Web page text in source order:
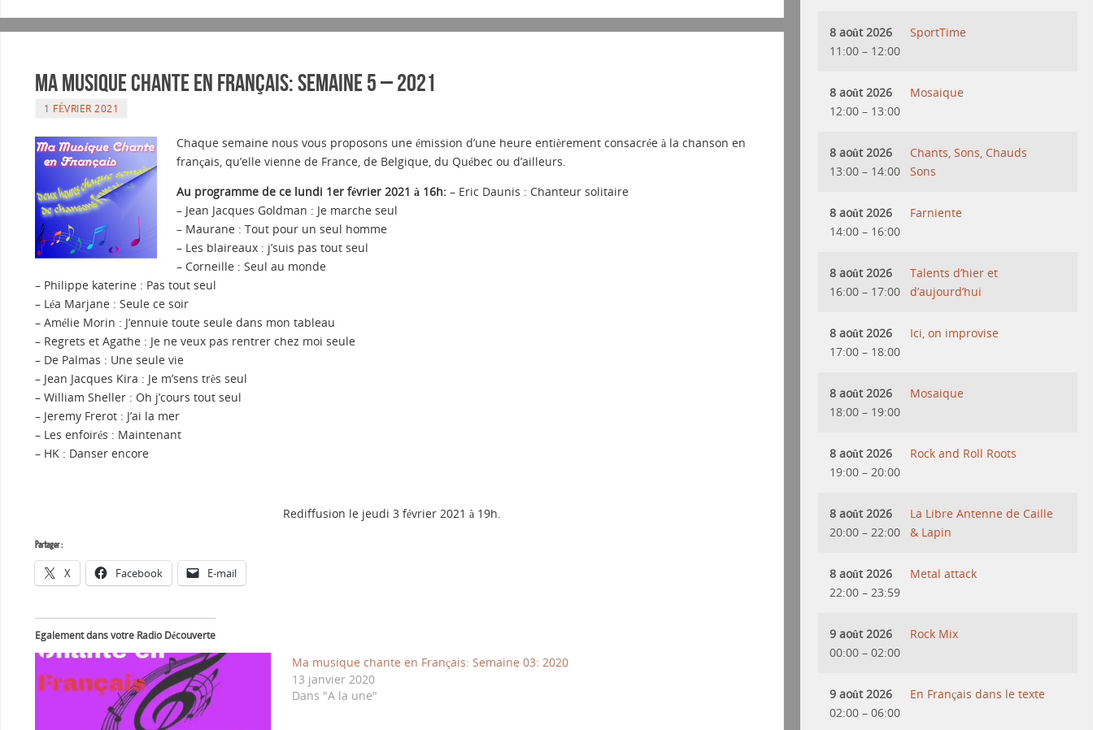
Ma musique chante en Français: Semaine 5 – 2021
1 FÉVRIER 2021
Chaque semaine nous vous proposons une émission d’une heure entièrement consacrée à la chanson en
français, qu’elle vienne de France, de Belgique, du Québec ou d’ailleurs.
Au programme de ce lundi 1er février 2021 à 16h: – Eric Daunis : Chanteur solitaire
– Jean Jacques Goldman : Je marche seul
– Maurane : Tout pour un seul homme
– Les blaireaux : j’suis pas tout seul
– Corneille : Seul au monde
– Philippe katerine : Pas tout seul
– Léa Marjane : Seule ce soir
– Amélie Morin : J’ennuie toute seule dans mon tableau
– Regrets et Agathe : Je ne veux pas rentrer chez moi seule
– De Palmas : Une seule vie
– Jean Jacques Kira : Je m’sens très seul
– William Sheller : Oh j’cours tout seul
– Jeremy Frerot : J’ai la mer
– Les enfoirés : Maintenant
– HK : Danser encore
Rediffusion le jeudi 3 février 2021 à 19h.
Partager :
X Facebook E-mail
Egalement dans votre Radio Découverte
Ma musique chante en Français: Semaine 03: 2020
13 janvier 2020
Dans "A la une"
8 août 2026
11:00 – 12:00
SportTime
8 août 2026
12:00 – 13:00
Mosaique
8 août 2026
13:00 – 14:00
Chants, Sons, Chauds
Sons
8 août 2026
14:00 – 16:00
Farniente
8 août 2026
16:00 – 17:00
Talents d’hier et
d’aujourd’hui
8 août 2026
17:00 – 18:00
Ici, on improvise
8 août 2026
18:00 – 19:00
Mosaique
8 août 2026
19:00 – 20:00
Rock and Roll Roots
8 août 2026
20:00 – 22:00
La Libre Antenne de Caille
& Lapin
8 août 2026
22:00 – 23:59
Metal attack
9 août 2026
00:00 – 02:00
Rock Mix
9 août 2026
02:00 – 06:00
En Français dans le texte